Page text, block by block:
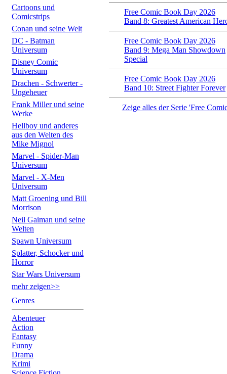
Cartoons und
Comicstrips
Conan und seine Welt
DC - Batman
Universum
Disney Comic
Universum
Drachen - Schwerter -
Ungeheuer
Frank Miller und seine
Werke
Hellboy und anderes
aus den Welten des
Mike Mignol
Marvel - Spider-Man
Universum
Marvel - X-Men
Universum
Matt Groening und Bill
Morrison
Neil Gaiman und seine
Welten
Spawn Universum
Splatter, Schocker und
Horror
Star Wars Universum
mehr zeigen>>
Genres
Abenteuer
Action
Fantasy
Funny
Drama
Krimi
Free Comic Book Day 2026
Band 8: Greatest American
Free Comic Book Day 2026
Band 9: Mega Man Showdown
Special
Free Comic Book Day 2026
Band 10: Street Fighter Forever
Zeige alles der Serie 'Free